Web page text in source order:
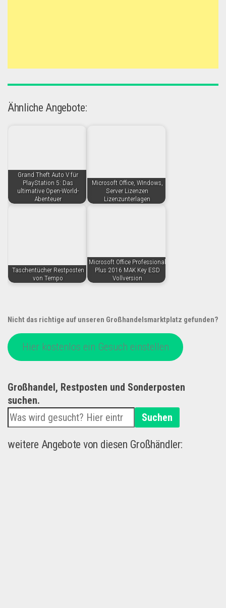
Ähnliche Angebote:
Grand Theft Auto V für
PlayStation 5: Das
ultimative Open-World-
Abenteuer
Microsoft Office, WIndows,
Server Lizenzen
Lizenzunterlagen
Taschentücher Restposten
von Tempo
Microsoft Office Professional
Plus 2016 MAK Key ESD
Vollversion
Nicht das richtige auf unseren Großhandelsmarktplatz gefunden?
Hier kostenlos ein Gesuch einstellen
Großhandel, Restposten und Sonderposten
suchen.
Suchen
weitere Angebote von diesen Großhändler: